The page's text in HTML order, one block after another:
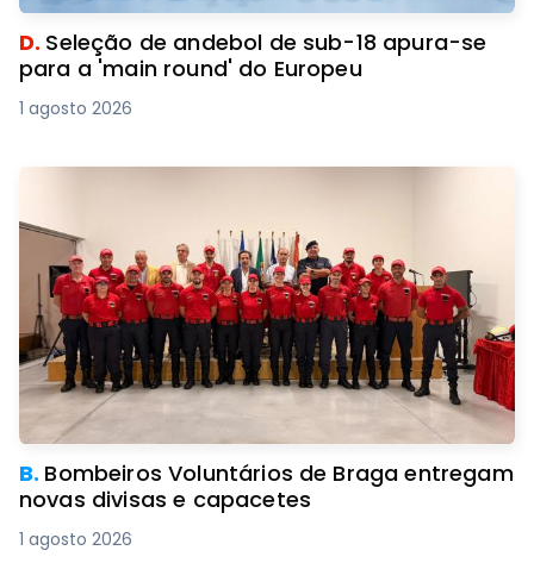
D. Seleção de andebol de sub-18 apura-se
para a 'main round' do Europeu
1 agosto 2026
B. Bombeiros Voluntários de Braga entregam
novas divisas e capacetes
1 agosto 2026